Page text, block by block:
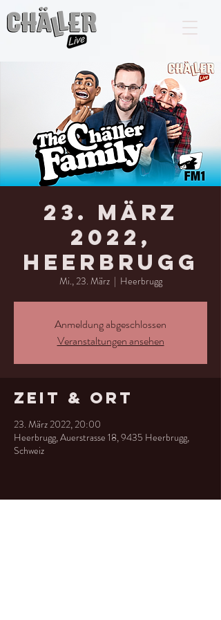
23. März
2022,
Heerbrugg
Mi., 23. März
  |
Heerbrugg
Anmeldung abgeschlossen
Veranstaltungen ansehen
Zeit & Ort
23. März 2022, 20:00
Heerbrugg, Auerstrasse 18, 9435 Heerbrugg,
Schweiz